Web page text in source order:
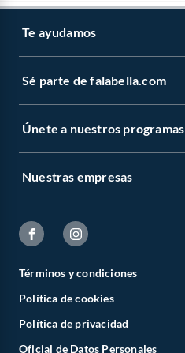
Te ayudamos
Sé parte de falabella.com
Únete a nuestros programas
Nuestras empresas
Términos y condiciones
Política de cookies
Política de privacidad
Oficial de Datos Personales